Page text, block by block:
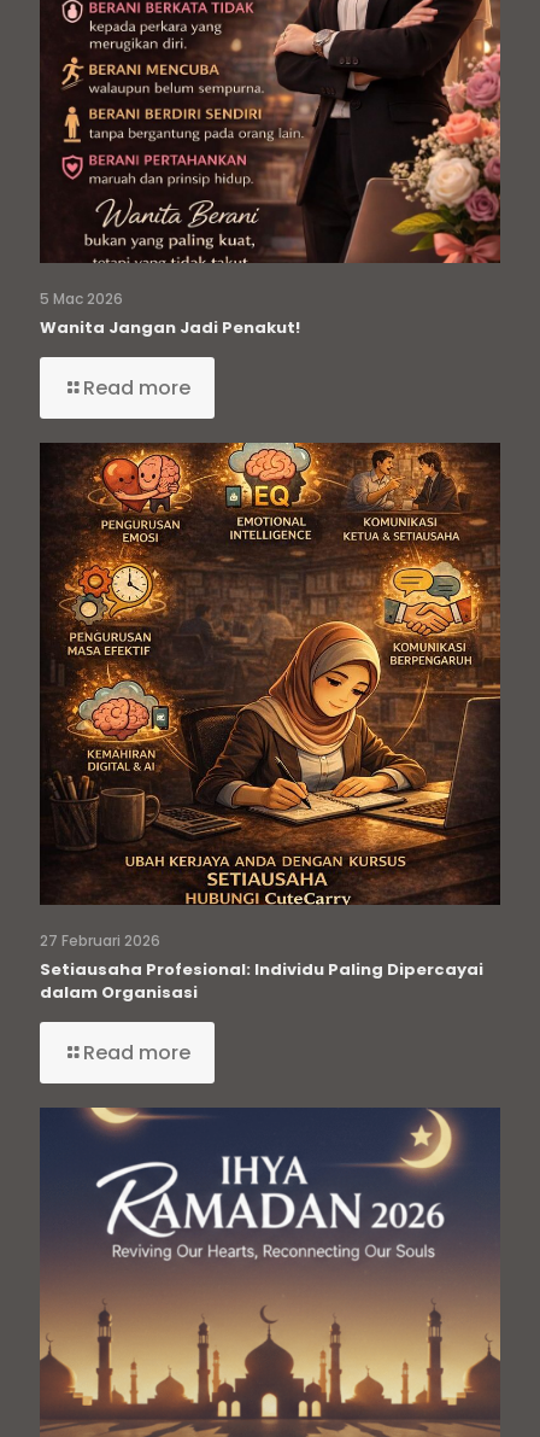
5 Mac 2026
Wanita Jangan Jadi Penakut!
Read more
27 Februari 2026
Setiausaha Profesional: Individu Paling Dipercayai
dalam Organisasi
Read more